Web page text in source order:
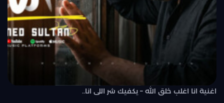
اغنية انا اغلب خلق الله – يكفيك شر اللى انا..